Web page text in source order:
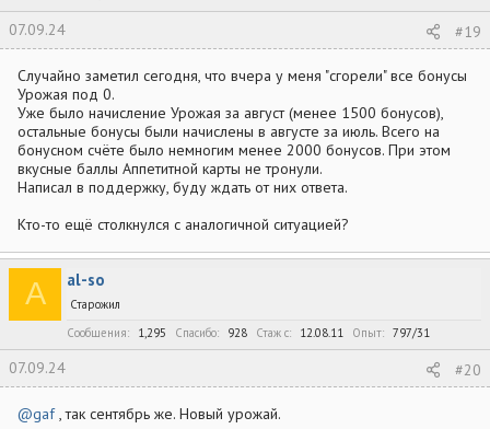
07.09.24 #19
Случайно заметил сегодня, что вчера у меня "сгорели" все бонусы
Урожая под 0.
Уже было начисление Урожая за август (менее 1500 бонусов),
остальные бонусы были начислены в августе за июль. Всего на
бонусном счёте было немногим менее 2000 бонусов. При этом
вкусные баллы Аппетитной карты не тронули.
Написал в поддержку, буду ждать от них ответа.
Кто-то ещё столкнулся с аналогичной ситуацией?
A al-so
Старожил
Сообщения
1,295 Спасибо 928 Стаж c 12.08.11 Опыт 797/31
07.09.24 #20
@gaf, так сентябрь же. Новый урожай.